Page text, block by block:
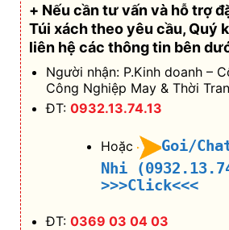
+ Nếu cần tư vấn và hỗ trợ
Túi xách theo yêu cầu, Quý
liên hệ các thông tin bên
Người nhận: P.Kinh doanh –
Công Nghiệp May & Thời
ĐT: 0932.13.74.13
Hoặc
Goi/
Nhi
>>>Click<<<
ĐT: 0369 03 04 03